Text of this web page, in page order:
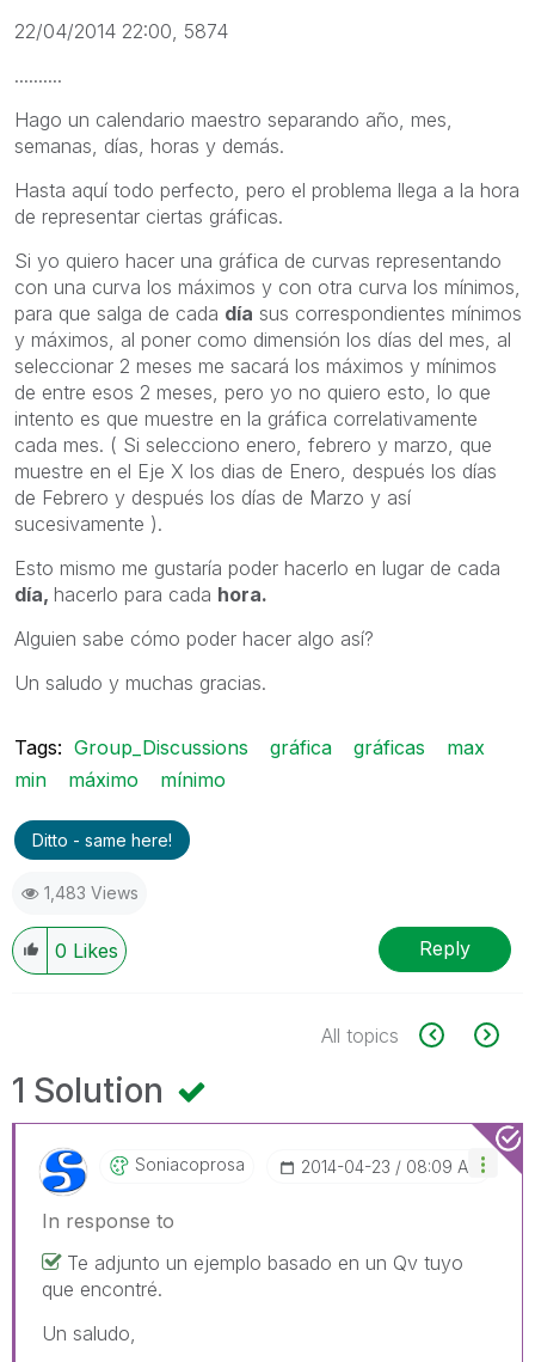
22/04/2014 22:00, 5874
..........
Hago un calendario maestro separando año, mes,
semanas, días, horas y demás.
Hasta aquí todo perfecto, pero el problema llega a la hora
de representar ciertas gráficas.
Si yo quiero hacer una gráfica de curvas representando
con una curva los máximos y con otra curva los mínimos,
para que salga de cada día sus correspondientes mínimos
y máximos, al poner como dimensión los días del mes, al
seleccionar 2 meses me sacará los máximos y mínimos
de entre esos 2 meses, pero yo no quiero esto, lo que
intento es que muestre en la gráfica correlativamente
cada mes. ( Si selecciono enero, febrero y marzo, que
muestre en el Eje X los dias de Enero, después los días
de Febrero y después los días de Marzo y así
sucesivamente ).
Esto mismo me gustaría poder hacerlo en lugar de cada
día, hacerlo para cada hora.
Alguien sabe cómo poder hacer algo así?
Un saludo y muchas gracias.
Tags: Group_Discussions gráfica gráficas
max
min
máximo mínimo
Ditto - same here!
1,483 Views
0 Likes Reply
All topics
1 Solution
Soniacoprosa ‎2014-04-23 08:09 AM
In response to
Te adjunto un ejemplo basado en un Qv tuyo
que encontré.
Un saludo,